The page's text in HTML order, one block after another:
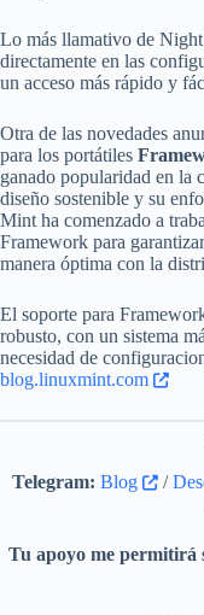
Lo más llamativo de
directamente en las
un acceso más rápido y
Otra de las novedades
para los portátiles
ganado popularidad en la
diseño sostenible y su
Mint ha comenzado a
Framework para
manera óptima con la
El soporte para
robusto, con un sistema
necesidad de
blog.linuxmint.com
Telegram: Blog /
Tu apoyo me permitirá